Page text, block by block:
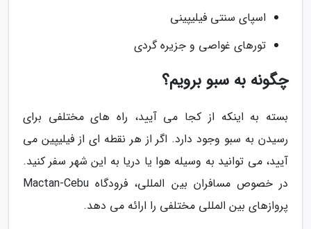
اسپای سنتی فیلیپینی
تورهای غواصی و جزیره گردی
چگونه به سبو برویم؟
بسته به اینکه از کجا می آیید، راه های مختلفی برای
رسیدن به سبو وجود دارد. اگر از هر نقطه ای از فیلیپین می
آیید، می توانید به وسیله هوا یا دریا به این شهر سفر کنید.
در خصوص مسافران بین المللی، فرودگاه Mactan-Cebu
پروازهای بین المللی مختلفی را ارائه می دهد.